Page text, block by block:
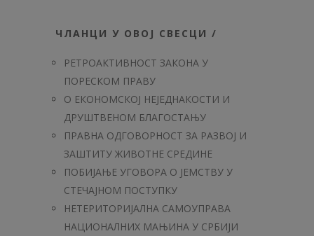
ЧЛАНЦИ У ОВОЈ СВЕСЦИ /
РЕТРОАКТИВНОСТ ЗАКОНА У
ПОРЕСКОМ ПРАВУ
О ЕКОНОМСКОЈ НЕЈЕДНАКОСТИ И
ДРУШТВЕНОМ БЛАГОСТАЊУ
ПРАВНА ОДГОВОРНОСТ ЗА РАЗВОЈ И
ЗАШТИТУ ЖИВОТНЕ СРЕДИНЕ
ПОБИЈАЊЕ УГОВОРА О ЈЕМСТВУ У
СТЕЧАЈНОМ ПОСТУПКУ
НЕТЕРИТОРИЈАЛНА САМОУПРАВА
НАЦИОНАЛНИХ МАЊИНА У СРБИЈИ